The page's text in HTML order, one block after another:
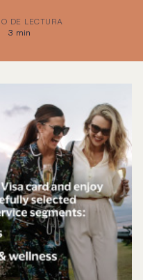
DE LECTURA
3 min